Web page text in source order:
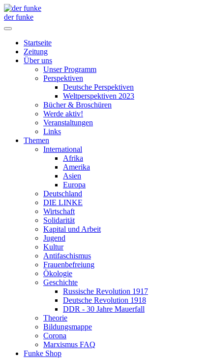
der funke
Startseite
Zeitung
Über uns
Unser Programm
Perspektiven
Deutsche Perspektiven
Weltperspektiven 2023
Bücher & Broschüren
Werde aktiv!
Veranstaltungen
Links
Themen
International
Afrika
Amerika
Asien
Europa
Deutschland
DIE LINKE
Wirtschaft
Solidarität
Kapital und Arbeit
Jugend
Kultur
Antifaschismus
Frauenbefreiung
Ökologie
Geschichte
Russische Revolution 1917
Deutsche Revolution 1918
DDR - 30 Jahre Mauerfall
Theorie
Bildungsmappe
Corona
Marxismus FAQ
Funke Shop